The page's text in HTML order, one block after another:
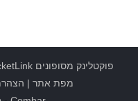
פוקטלינק מסופונים
מפת אתר |